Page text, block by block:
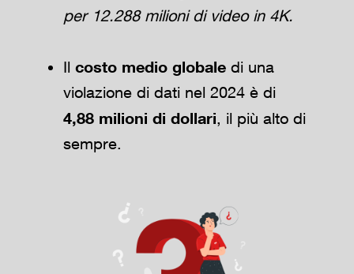
per 12.288 milioni di video in 4K.
Il costo medio globale di una
violazione di dati nel 2024 è di
4,88 milioni di dollari , il più alto di
sempre.